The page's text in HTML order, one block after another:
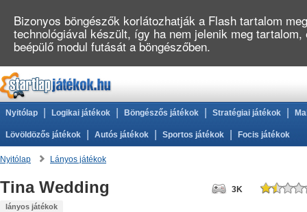
Nyitólap Logikai játékok Böngészős játékok Stratégiai játékok
Lövöldözős játékok Autós játékok Sportos játékok Focis játékok
Nyitólap Lányos játékok
Tina Wedding
lányos játékok
3K
Bizonyos böngészők korlátozhatják a Flash tartalom
technológiával készült, így ha nem jelenik meg
beépülő modul futását a böngészőben.